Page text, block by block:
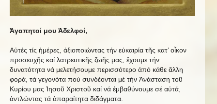
Ἀγαπητοί μου Ἀδελφοί,
Αὐτές τίς ἡμέρες, ἀξιοποιώντας τήν εὐκαιρία τῆς κατ’ οἶκον
προσευχῆς καί λατρευτικῆς ζωῆς μας, ἔχουμε τήν
δυνατότητα νά μελετήσουμε περισσότερο ἀπό κάθε ἄλλη
φορά, τά γεγονότα πού συνδέονται μέ τήν Ἀνάσταση τοῦ
Κυρίου μας Ἰησοῦ Χριστοῦ καί νά ἐμβαθύνουμε σέ αὐτά,
ἀντλώντας τά ἀπαραίτητα διδάγματα.